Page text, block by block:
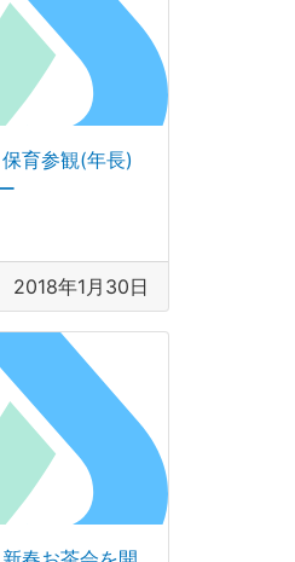
育参観(年長)
2018年1月30日